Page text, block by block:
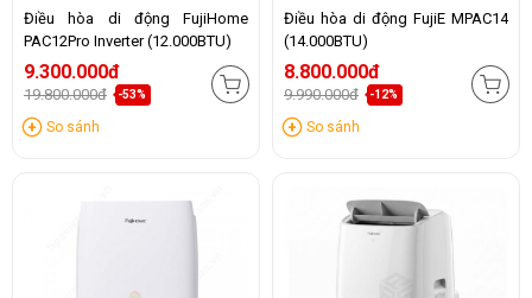
Điều hòa di động FujiHome
PAC12Pro Inverter (12.000BTU)
9.300.000đ
19.800.000đ -53%
So sánh
Điều hòa di động FujiE MPAC14
(14.000BTU)
8.800.000đ
9.990.000đ -12%
So sánh